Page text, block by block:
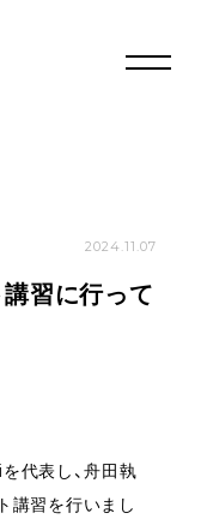
2024.11.07
習に行って
代表し、舟田執
講習を行いまし